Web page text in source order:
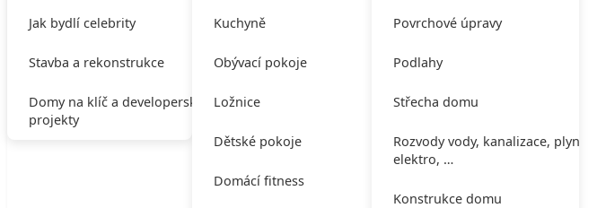
Jak bydlí celebrity
Stavba a rekonstrukce
Domy na klíč a developerské
projekty
Kuchyně
Obývací pokoje
Ložnice
Dětské pokoje
Domácí fitness
Povrchové úpravy
Podlahy
Střecha domu
Rozvody vody, kanalizace, plynu,
elektro, …
Konstrukce domu